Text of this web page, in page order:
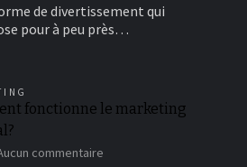
au
cirque
bon
de divertissement qui
pour à peu près…
fonctionne le marketing
commentaire